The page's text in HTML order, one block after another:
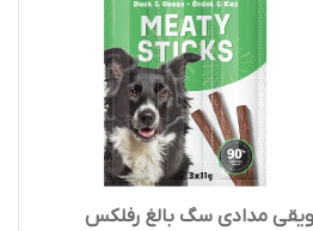
مدادی سگ بالغ رفلکس